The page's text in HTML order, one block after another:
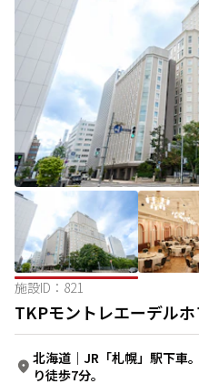
施設ID： 821
TKPモントレエーデル
北海道 ｜ JR「札幌」駅下車
り徒歩7分。